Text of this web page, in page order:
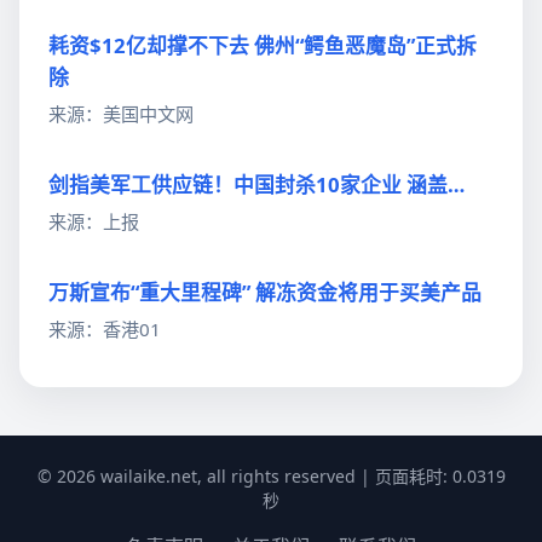
耗资$12亿却撑不下去 佛州“鳄鱼恶魔岛”正式拆
除
来源：美国中文网
剑指美军工供应链！中国封杀10家企业 涵盖…
来源：上报
万斯宣布“重大里程碑” 解冻资金将用于买美产品
来源：香港01
© 2026 wailaike.net, all rights reserved | 页面耗时: 0.0319
秒